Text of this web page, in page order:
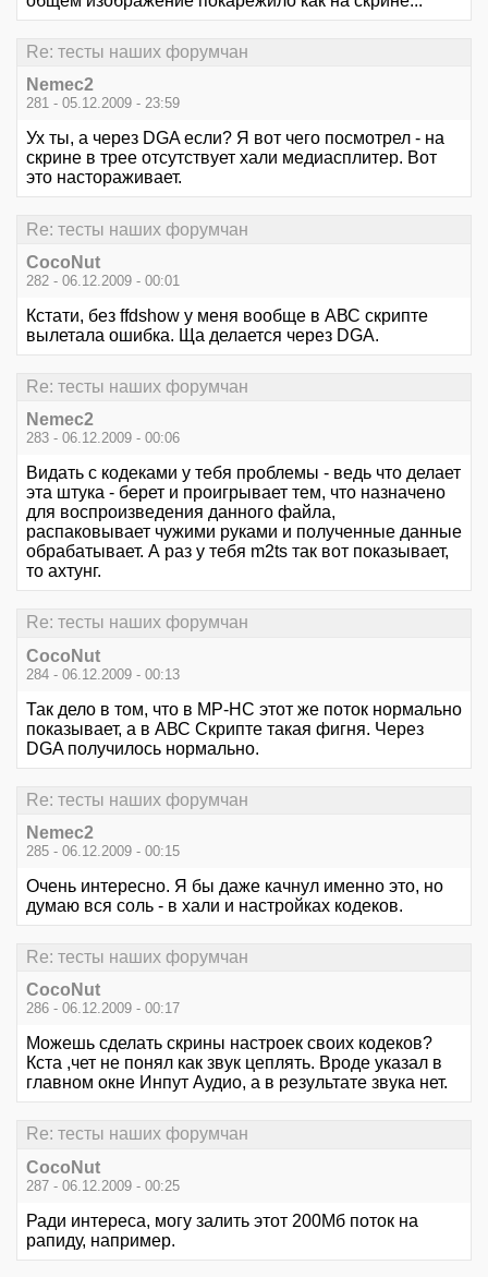
Re: тесты наших форумчан
Nemec2
281 - 05.12.2009 - 23:59
Ух ты, а через DGA если? Я вот чего посмотрел - на
скрине в трее отсутствует хали медиасплитер. Вот
это настораживает.
Re: тесты наших форумчан
CocoNut
282 - 06.12.2009 - 00:01
Кстати, без ffdshow у меня вообще в АВС скрипте
вылетала ошибка. Ща делается через DGA.
Re: тесты наших форумчан
Nemec2
283 - 06.12.2009 - 00:06
Видать с кодеками у тебя проблемы - ведь что делает
эта штука - берет и проигрывает тем, что назначено
для воспроизведения данного файла,
распаковывает чужими руками и полученные данные
обрабатывает. А раз у тебя m2ts так вот показывает,
то ахтунг.
Re: тесты наших форумчан
CocoNut
284 - 06.12.2009 - 00:13
Так дело в том, что в MP-HC этот же поток нормально
показывает, а в АВС Скрипте такая фигня. Через
DGA получилось нормально.
Re: тесты наших форумчан
Nemec2
285 - 06.12.2009 - 00:15
Очень интересно. Я бы даже качнул именно это, но
думаю вся соль - в хали и настройках кодеков.
Re: тесты наших форумчан
CocoNut
286 - 06.12.2009 - 00:17
Можешь сделать скрины настроек своих кодеков?
Кста ,чет не понял как звук цеплять. Вроде указал в
главном окне Инпут Аудио, а в результате звука нет.
Re: тесты наших форумчан
CocoNut
287 - 06.12.2009 - 00:25
Ради интереса, могу залить этот 200Мб поток на
рапиду, например.